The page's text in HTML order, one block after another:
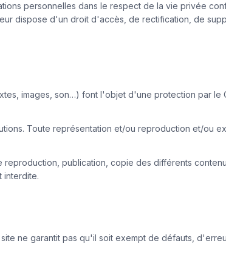
personnelles dans le respect de la vie privée
dispose d'un droit d'accès, de rectification, de
images, son…) font l'objet d'une protection par
Toute représentation et/ou reproduction et/ou
publication, copie des différents
interdite.
ne garantit pas qu'il soit exempt de défauts,